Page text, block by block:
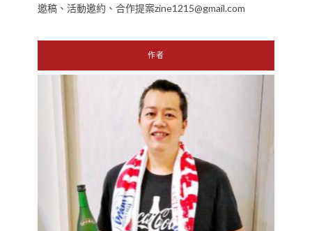
邀稿、活動邀約、合作提案zine1215@gmail.com
作者